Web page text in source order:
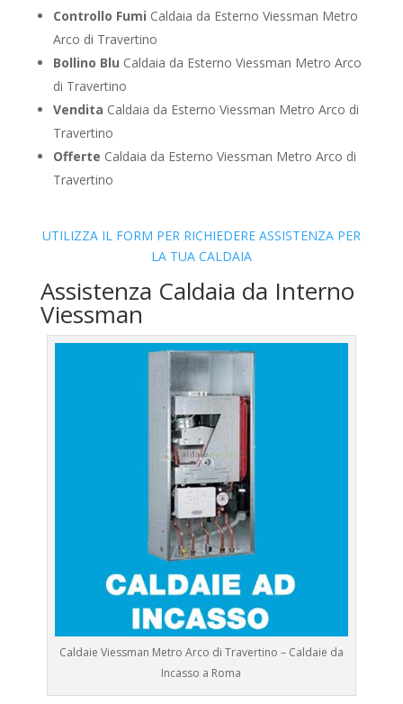
Controllo Fumi Caldaia da Esterno Viessman Metro
Arco di Travertino
Bollino Blu Caldaia da Esterno Viessman Metro Arco
di Travertino
Vendita Caldaia da Esterno Viessman Metro Arco di
Travertino
Offerte Caldaia da Esterno Viessman Metro Arco di
Travertino
UTILIZZA IL FORM PER RICHIEDERE ASSISTENZA PER
LA TUA CALDAIA
Assistenza Caldaia da Interno
Viessman
Caldaie Viessman Metro Arco di Travertino – Caldaie da
Incasso a Roma